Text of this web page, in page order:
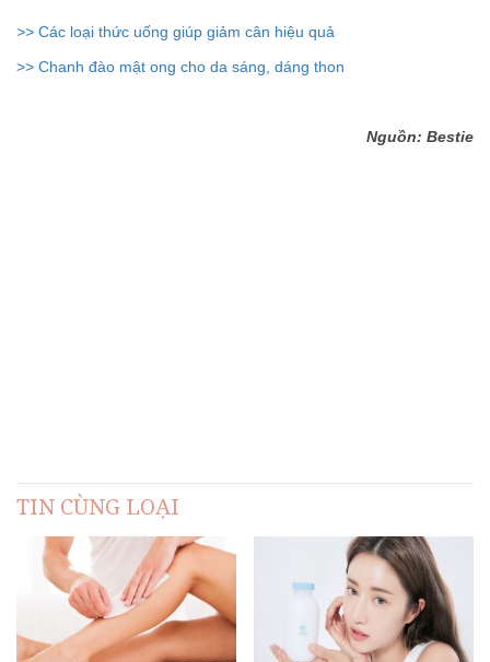
>> Các loại thức uống giúp giảm cân hiệu quả
>> Chanh đào mật ong cho da sáng, dáng thon
Nguồn: Bestie
TIN CÙNG LOẠI